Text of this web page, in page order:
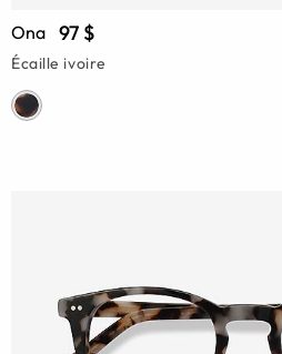
Ona 97 $
Écaille ivoire